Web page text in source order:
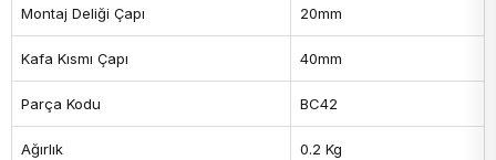
Montaj Deliği Çapı 20mm
Kafa Kısmı Çapı 40mm
Parça Kodu BC42
Ağırlık 0.2 Kg